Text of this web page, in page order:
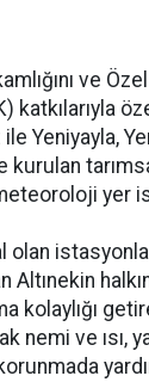
ve
katkılarıyla
Yeniyayla,
kurulan
yer
olan
kolaylığı
nemi ve ısı,